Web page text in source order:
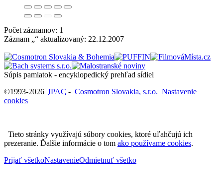
Počet záznamov: 1
Záznam „“ aktualizovaný: 22.12.2007
Súpis pamiatok - encyklopedický prehľad sídiel
©1993-2026 IPAC - Cosmotron Slovakia, s.r.o. Nastavenie
cookies
Tieto stránky využívajú súbory cookies, ktoré uľahčujú ich
prezeranie. Ďalšie informácie o tom ako používame cookies.
Prijať všetkoNastavenieOdmietnuť všetko